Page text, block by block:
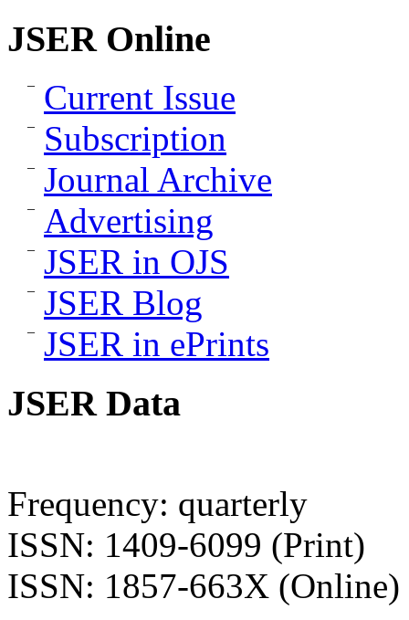
JSER Online
Current Issue
Subscription
Journal Archive
Advertising
JSER in OJS
JSER Blog
JSER in ePrints
JSER Data
Frequency: quarterly
ISSN: 1409-6099 (Print)
ISSN: 1857-663X (Online)